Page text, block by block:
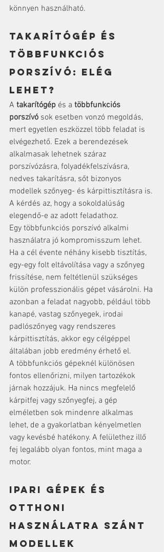
könnyen használható.
Takarítógép és
többfunkciós
porszívó: elég
lehet?
A takarítógép és a többfunkciós
porszívó sok esetben vonzó megoldás,
mert egyetlen eszközzel több feladat is
elvégezhető. Ezek a berendezések
alkalmasak lehetnek száraz
porszívózásra, folyadékfelszívásra,
nedves takarításra, sőt bizonyos
modellek szőnyeg- és kárpittisztításra is.
A kérdés az, hogy a sokoldalúság
elegendő-e az adott feladathoz.
Egy többfunkciós porszívó alkalmi
használatra jó kompromisszum lehet.
Ha a cél évente néhány kisebb tisztítás,
egy-egy folt eltávolítása vagy a szőnyeg
frissítése, nem feltétlenül szükséges
külön professzionális gépet vásárolni. Ha
azonban a feladat nagyobb, például több
kanapé, vastag szőnyegek, irodai
padlószőnyeg vagy rendszeres
kárpittisztítás, akkor egy célgéppel
általában jobb eredmény érhető el.
A többfunkciós gépeknél különösen
fontos ellenőrizni, milyen tartozékok
járnak hozzájuk. Ha nincs megfelelő
kárpitfej vagy szőnyegfej, a gép
elméletben sok mindenre alkalmas
lehet, de a gyakorlatban kényelmetlen
vagy kevésbé hatékony. A felülethez illő
fej legalább olyan fontos, mint maga a
motor.
Ipari gépek és
otthoni
használatra szánt
modellek